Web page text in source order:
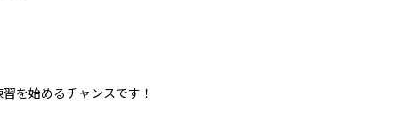
を始めるチャンスです！